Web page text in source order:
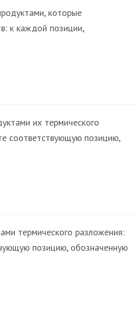
которые
к каждой позиции,
их термического
соответствующую позицию,
термического разложения:
позицию, обозначенную